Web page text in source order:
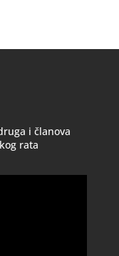
i članova
rata